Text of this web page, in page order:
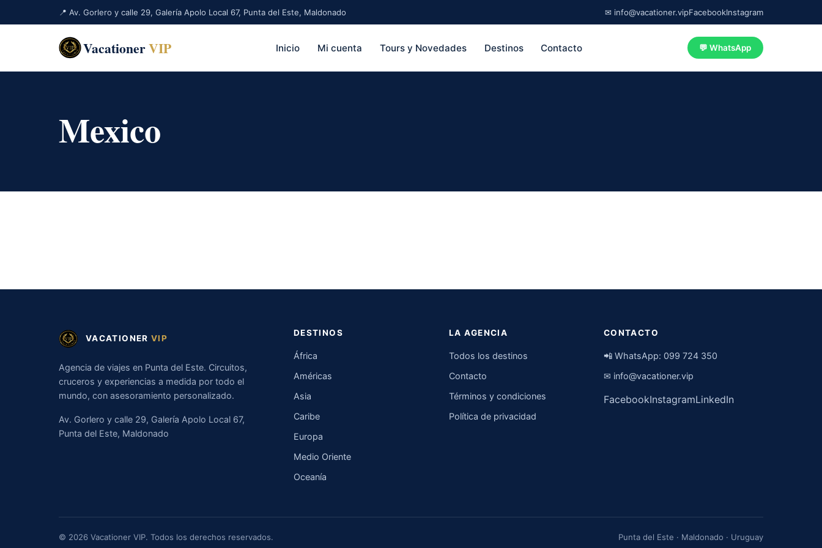
📍 Av. Gorlero y calle 29, Galería Apolo Local 67, Punta del Este, Maldonado ✉ info@vacationer.vipFacebookInstagram
VacationerVIP Inicio Mi cuenta Tours y Novedades Destinos Contacto 💬 WhatsApp
Mexico
VACATIONER VIP
Agencia de viajes en Punta del Este. Circuitos,
cruceros y experiencias a medida por todo el
mundo, con asesoramiento personalizado.
Av. Gorlero y calle 29, Galería Apolo Local 67,
Punta del Este, Maldonado
DESTINOS
África
Américas
Asia
Caribe
Europa
Medio Oriente
Oceanía
LA AGENCIA
Todos los destinos
Contacto
Términos y condiciones
Política de privacidad
CONTACTO
📲 WhatsApp: 099 724 350
✉ info@vacationer.vip
FacebookInstagramLinkedIn
© 2026 Vacationer VIP. Todos los derechos reservados. Punta del Este · Maldonado · Uruguay